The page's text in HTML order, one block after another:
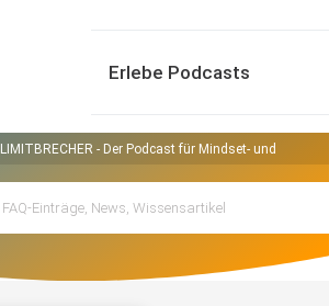
Erlebe Podcasts
LIMITBRECHER - Der Podcast für Mindset- und